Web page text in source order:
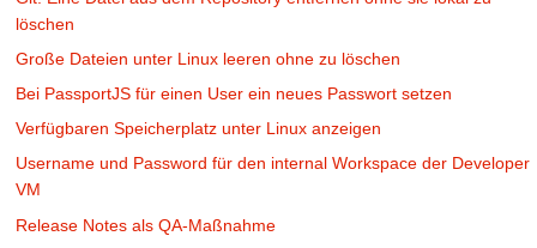
löschen
Große Dateien unter Linux leeren ohne zu löschen
Bei PassportJS für einen User ein neues Passwort setzen
Verfügbaren Speicherplatz unter Linux anzeigen
Username und Password für den internal Workspace der Developer
VM
Release Notes als QA-Maßnahme